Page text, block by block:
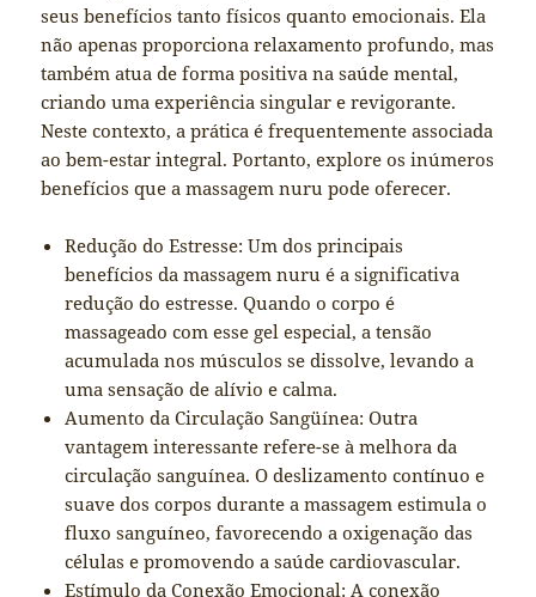
seus benefícios tanto físicos quanto emocionais. Ela
não apenas proporciona relaxamento profundo, mas
também atua de forma positiva na saúde mental,
criando uma experiência singular e revigorante.
Neste contexto, a prática é frequentemente associada
ao bem-estar integral. Portanto, explore os inúmeros
benefícios que a massagem nuru pode oferecer.
Redução do Estresse: Um dos principais
benefícios da massagem nuru é a significativa
redução do estresse. Quando o corpo é
massageado com esse gel especial, a tensão
acumulada nos músculos se dissolve, levando a
uma sensação de alívio e calma.
Aumento da Circulação Sangüínea: Outra
vantagem interessante refere-se à melhora da
circulação sanguínea. O deslizamento contínuo e
suave dos corpos durante a massagem estimula o
fluxo sanguíneo, favorecendo a oxigenação das
células e promovendo a saúde cardiovascular.
Estímulo da Conexão Emocional: A conexão